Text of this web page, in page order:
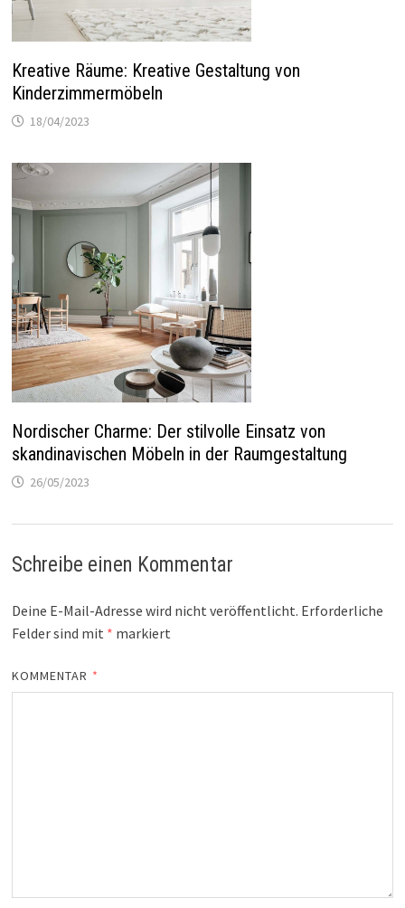
Kreative Räume: Kreative Gestaltung von
Kinderzimmermöbeln
18/04/2023
Nordischer Charme: Der stilvolle Einsatz von
skandinavischen Möbeln in der Raumgestaltung
26/05/2023
Schreibe einen Kommentar
Deine E-Mail-Adresse wird nicht veröffentlicht. Erforderliche
Felder sind mit * markiert
KOMMENTAR *